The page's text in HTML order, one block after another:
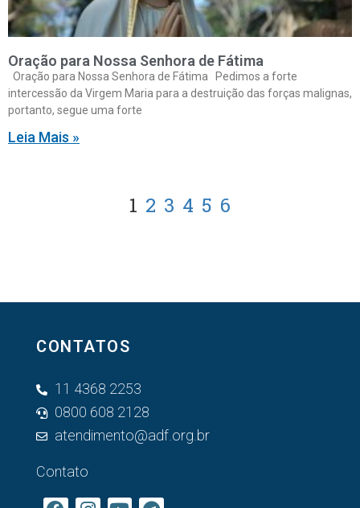
Oração para Nossa Senhora de Fátima
Oração para Nossa Senhora de Fátima Pedimos a forte
intercessão da Virgem Maria para a destruição das forças malignas,
portanto, segue uma forte
Leia Mais »
1 2 3 4 5 6
CONTATOS
11 4368 2253
0800 608 2128
atendimento@adf.org.br
Contato